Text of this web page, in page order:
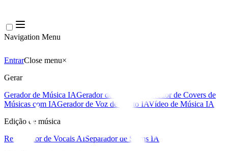
Navigation Menu
EntrarClose menu×
Gerar
Gerador de Música IAGerador de Letras IA
Gerador de Covers de
Músicas com IAGerador de Voz de Canto IAVídeo de Música IA
Edição de música
Removedor de Vocais AISeparador de Stems IA